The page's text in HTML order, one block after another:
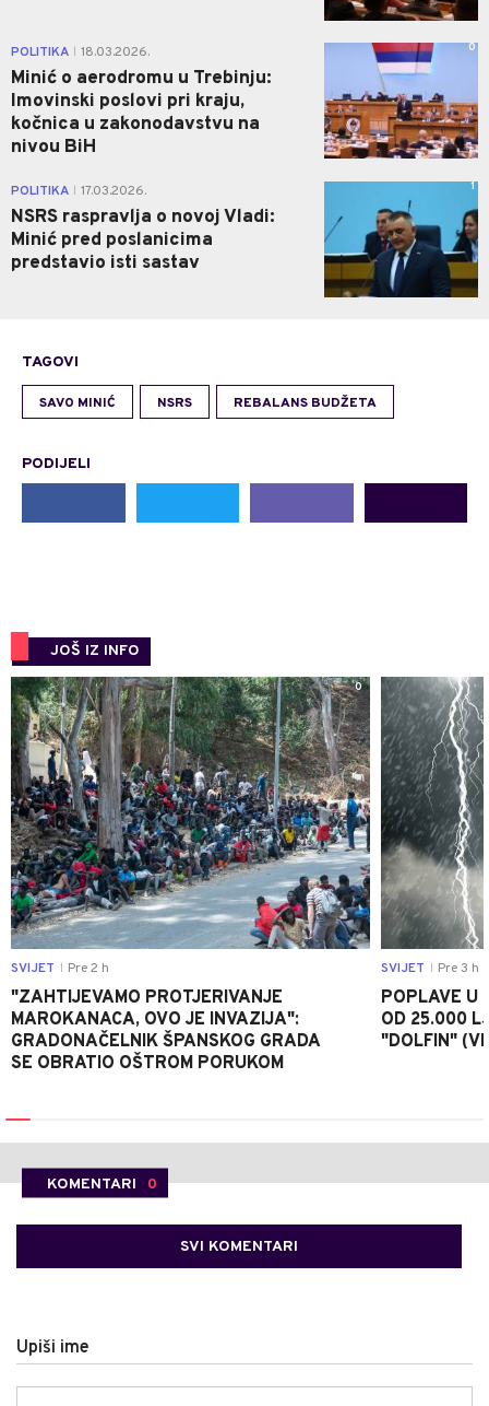
POLITIKA 18.03.2026.
Minić o aerodromu u Trebinju:
Imovinski poslovi pri kraju,
kočnica u zakonodavstvu na
nivou BiH
0
POLITIKA 17.03.2026.
NSRS raspravlja o novoj Vladi:
Minić pred poslanicima
predstavio isti sastav
1
TAGOVI
SAVO MINIĆ NSRS REBALANS BUDŽETA
PODIJELI
JOŠ IZ INFO
0
SVIJET Pre 2 h
"ZAHTIJEVAMO PROTJERIVANJE
MAROKANACA, OVO JE INVAZIJA":
GRADONAČELNIK ŠPANSKOG GRADA
SE OBRATIO OŠTROM PORUKOM
SVIJET Pre 3 h
POPLAVE U
OD 25.000
"DOLFIN"
KOMENTARI 0
SVI KOMENTARI
Upiši ime